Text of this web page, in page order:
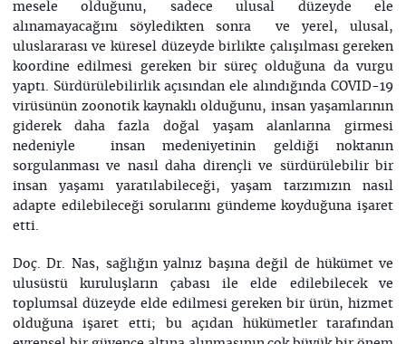
mesele olduğunu, sadece ulusal düzeyde ele
alınamayacağını söyledikten sonra ve yerel, ulusal,
uluslararası ve küresel düzeyde birlikte çalışılması gereken
koordine edilmesi gereken bir süreç olduğuna da vurgu
yaptı. Sürdürülebilirlik açısından ele alındığında COVID-19
virüsünün zoonotik kaynaklı olduğunu, insan yaşamlarının
giderek daha fazla doğal yaşam alanlarına girmesi
nedeniyle insan medeniyetinin geldiği noktanın
sorgulanması ve nasıl daha dirençli ve sürdürülebilir bir
insan yaşamı yaratılabileceği, yaşam tarzımızın nasıl
adapte edilebileceği sorularını gündeme koyduğuna işaret
etti.
Doç. Dr. Nas, sağlığın yalnız başına değil de hükümet ve
ulusüstü kuruluşların çabası ile elde edilebilecek ve
toplumsal düzeyde elde edilmesi gereken bir ürün, hizmet
olduğuna işaret etti; bu açıdan hükümetler tarafından